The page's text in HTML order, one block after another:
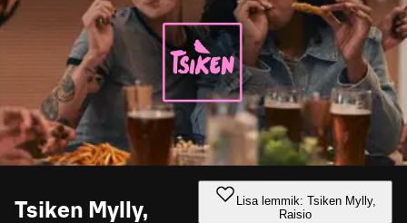
Tsiken Mylly,
Lisa lemmik: Tsiken Mylly,
Raisio